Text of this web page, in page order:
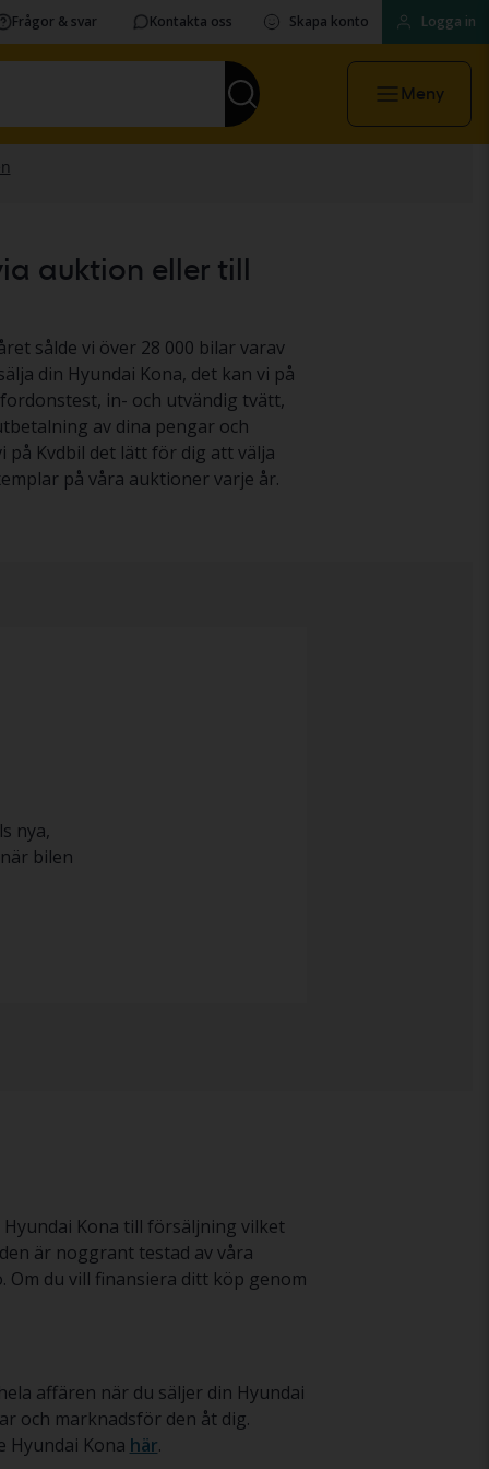
Frågor & svar Kontakta oss Skapa konto Logga in
Meny
auktion eller till
sålde vi över 28 000 bilar varav
din Hyundai Kona, det kan vi på
in- och utvändig tvätt,
av dina pengar och
på Kvdbil det lätt för dig att välja
på våra auktioner varje år.
nya,
bilen
Kona till försäljning vilket
är noggrant testad av våra
du vill finansiera ditt köp genom
affären när du säljer din Hyundai
och marknadsför den åt dig.
Hyundai Kona här.